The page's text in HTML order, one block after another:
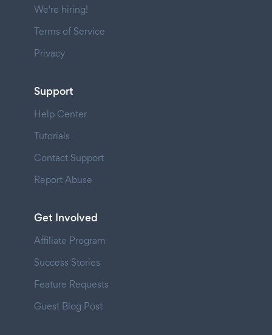
We're hiring!
Terms of Service
Privacy
Support
Help Center
Tutorials
Contact Support
Report Abuse
Get Involved
Affiliate Program
Success Stories
Feature Requests
Guest Blog Post